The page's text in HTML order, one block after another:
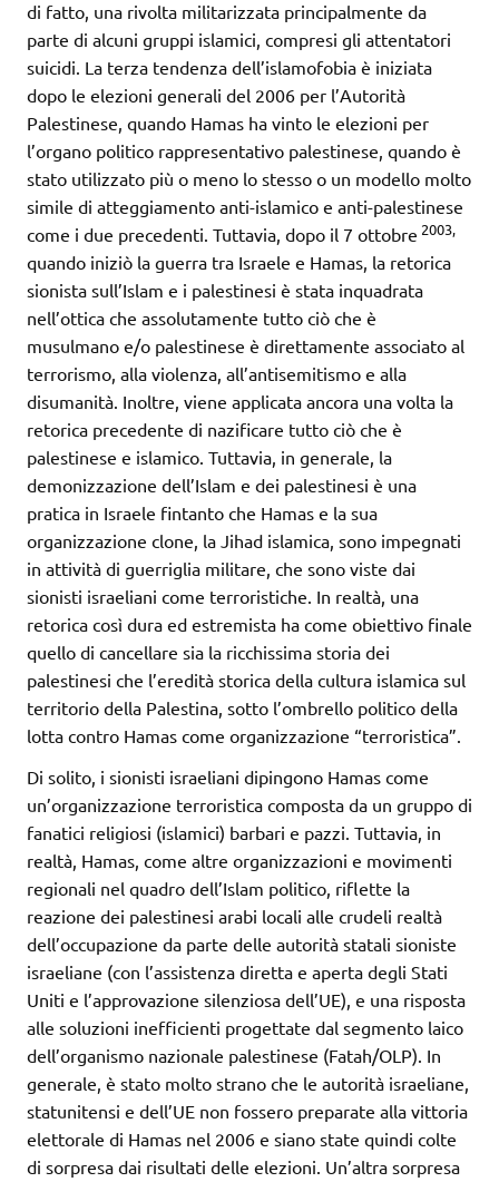
di fatto, una rivolta militarizzata principalmente da
parte di alcuni gruppi islamici, compresi gli attentatori
suicidi. La terza tendenza dell’islamofobia è iniziata
dopo le elezioni generali del 2006 per l’Autorità
Palestinese, quando Hamas ha vinto le elezioni per
l’organo politico rappresentativo palestinese, quando è
stato utilizzato più o meno lo stesso o un modello molto
simile di atteggiamento anti-islamico e anti-palestinese
come i due precedenti. Tuttavia, dopo il 7 ottobre 2003,
quando iniziò la guerra tra Israele e Hamas, la retorica
sionista sull’Islam e i palestinesi è stata inquadrata
nell’ottica che assolutamente tutto ciò che è
musulmano e/o palestinese è direttamente associato al
terrorismo, alla violenza, all’antisemitismo e alla
disumanità. Inoltre, viene applicata ancora una volta la
retorica precedente di nazificare tutto ciò che è
palestinese e islamico. Tuttavia, in generale, la
demonizzazione dell’Islam e dei palestinesi è una
pratica in Israele fintanto che Hamas e la sua
organizzazione clone, la Jihad islamica, sono impegnati
in attività di guerriglia militare, che sono viste dai
sionisti israeliani come terroristiche. In realtà, una
retorica così dura ed estremista ha come obiettivo finale
quello di cancellare sia la ricchissima storia dei
palestinesi che l’eredità storica della cultura islamica sul
territorio della Palestina, sotto l’ombrello politico della
lotta contro Hamas come organizzazione “terroristica”.
Di solito, i sionisti israeliani dipingono Hamas come
un’organizzazione terroristica composta da un gruppo di
fanatici religiosi (islamici) barbari e pazzi. Tuttavia, in
realtà, Hamas, come altre organizzazioni e movimenti
regionali nel quadro dell’Islam politico, riflette la
reazione dei palestinesi arabi locali alle crudeli realtà
dell’occupazione da parte delle autorità statali sioniste
israeliane (con l’assistenza diretta e aperta degli Stati
Uniti e l’approvazione silenziosa dell’UE), e una risposta
alle soluzioni inefficienti progettate dal segmento laico
dell’organismo nazionale palestinese (Fatah/OLP). In
generale, è stato molto strano che le autorità israeliane,
statunitensi e dell’UE non fossero preparate alla vittoria
elettorale di Hamas nel 2006 e siano state quindi colte
di sorpresa dai risultati delle elezioni. Un’altra sorpresa